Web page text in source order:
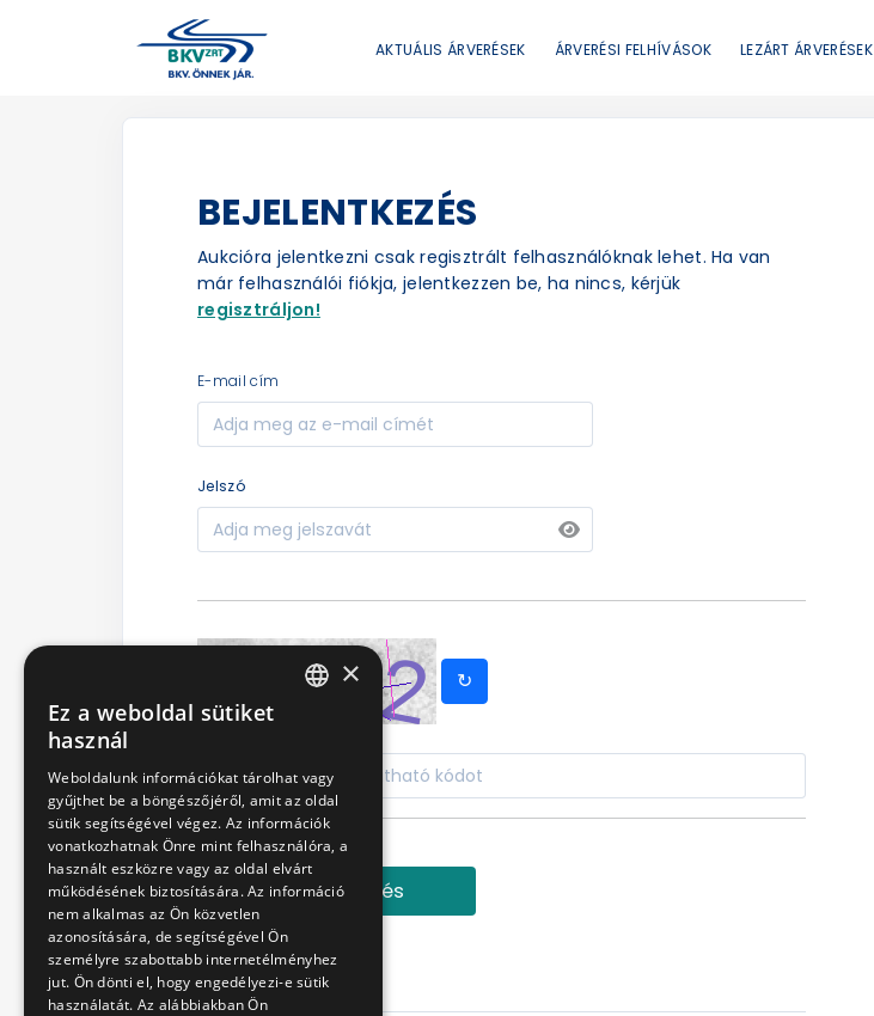
AKTUÁLIS ÁRVERÉSEK ÁRVERÉSI FELHÍVÁSOK LEZÁRT ÁRVERÉSEK
BEJELENTKEZÉS
Aukcióra jelentkezni csak regisztrált felhasználóknak lehet. Ha van
már felhasználói fiókja, jelentkezzen be, ha nincs, kérjük
regisztráljon!
e-mail cím
jelszó
↻
Bejelentkezés
×
Ez a weboldal sütiket
használ
Weboldalunk információkat tárolhat vagy
gyűjthet be a böngészőjéről, amit az oldal
sütik segítségével végez. Az információk
vonatkozhatnak Önre mint felhasználóra, a
használt eszközre vagy az oldal elvárt
működésének biztosítására. Az információ
nem alkalmas az Ön közvetlen
azonosítására, de segítségével Ön
személyre szabottabb internetélményhez
jut. Ön dönti el, hogy engedélyezi-e sütik
használatát. Az alábbiakban Ön